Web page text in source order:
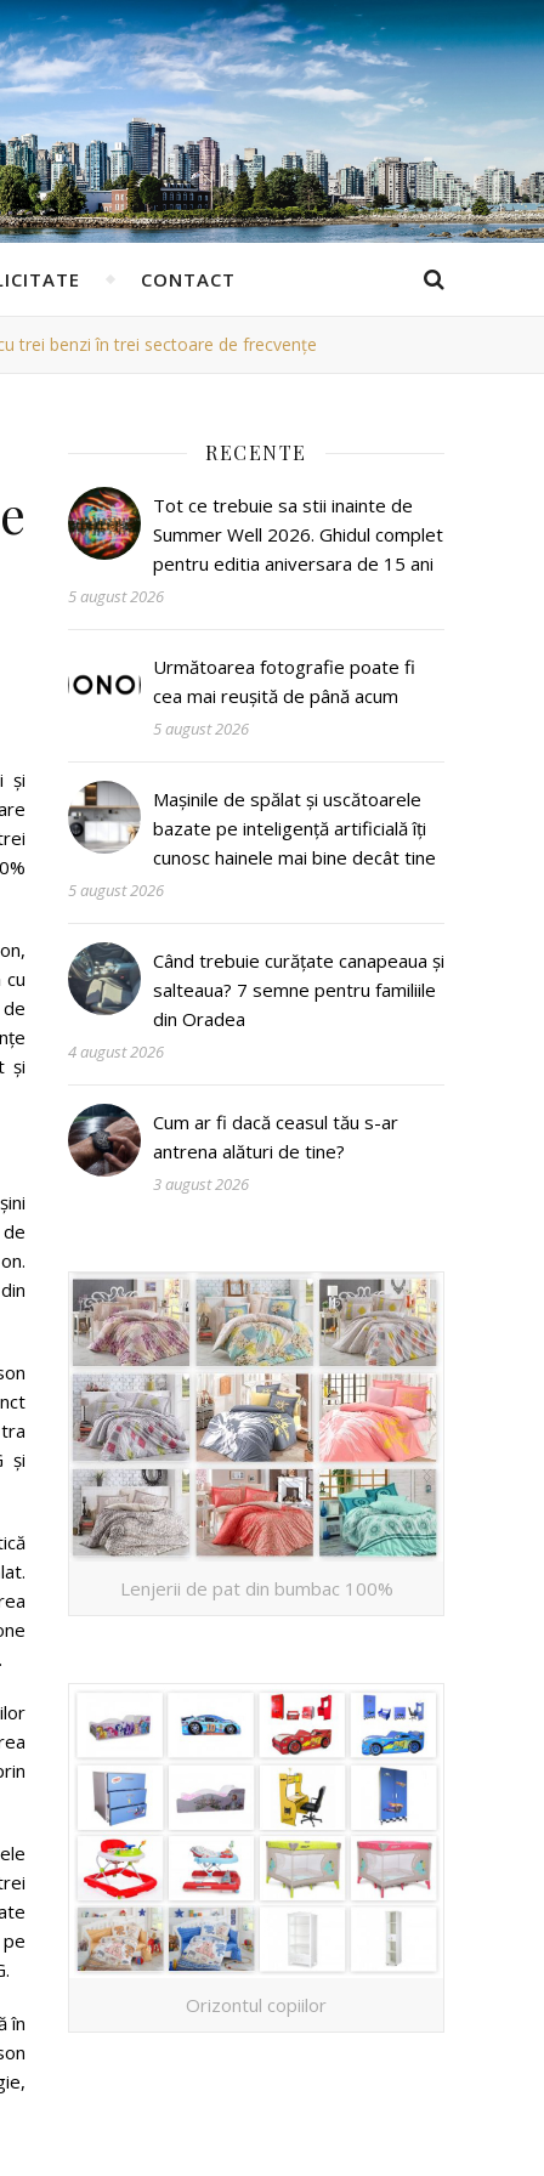
CONTACT
trei benzi în trei sectoare de frecvențe
și
și
și
în
RECENTE
Tot ce trebuie sa stii inainte de
Summer Well 2026. Ghidul complet
pentru editia aniversara de 15 ani
5 august 2026
Următoarea fotografie poate fi
cea mai reușită de până acum
5 august 2026
Mașinile de spălat și uscătoarele
bazate pe inteligență artificială îți
cunosc hainele mai bine decât tine
5 august 2026
Când trebuie curățate canapeaua și
salteaua? 7 semne pentru familiile
din Oradea
4 august 2026
Cum ar fi dacă ceasul tău s-ar
antrena alături de tine?
3 august 2026
Lenjerii de pat din bumbac 100%
Orizontul copiilor